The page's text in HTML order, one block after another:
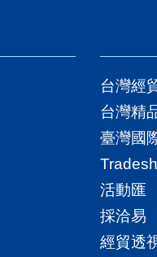
台灣經
台灣精
臺灣國
活動匯
採洽易
經貿透